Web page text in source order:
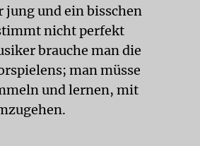
jung und ein bisschen
nicht perfekt
brauche man die
man müsse
und lernen, mit